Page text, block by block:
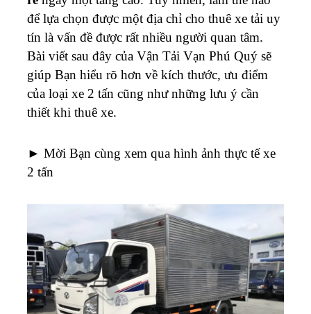
để lựa chọn được một địa chỉ cho thuê xe tải uy
tín là vấn đề được rất nhiều người quan tâm.
Bài viết sau đây của Vận Tải Vạn Phú Quý sẽ
giúp Bạn hiểu rõ hơn về kích thước, ưu điểm
của loại xe 2 tấn cũng như những lưu ý cần
thiết khi thuê xe.
► Mời Bạn cùng xem qua hình ảnh thực tế xe
2 tấn